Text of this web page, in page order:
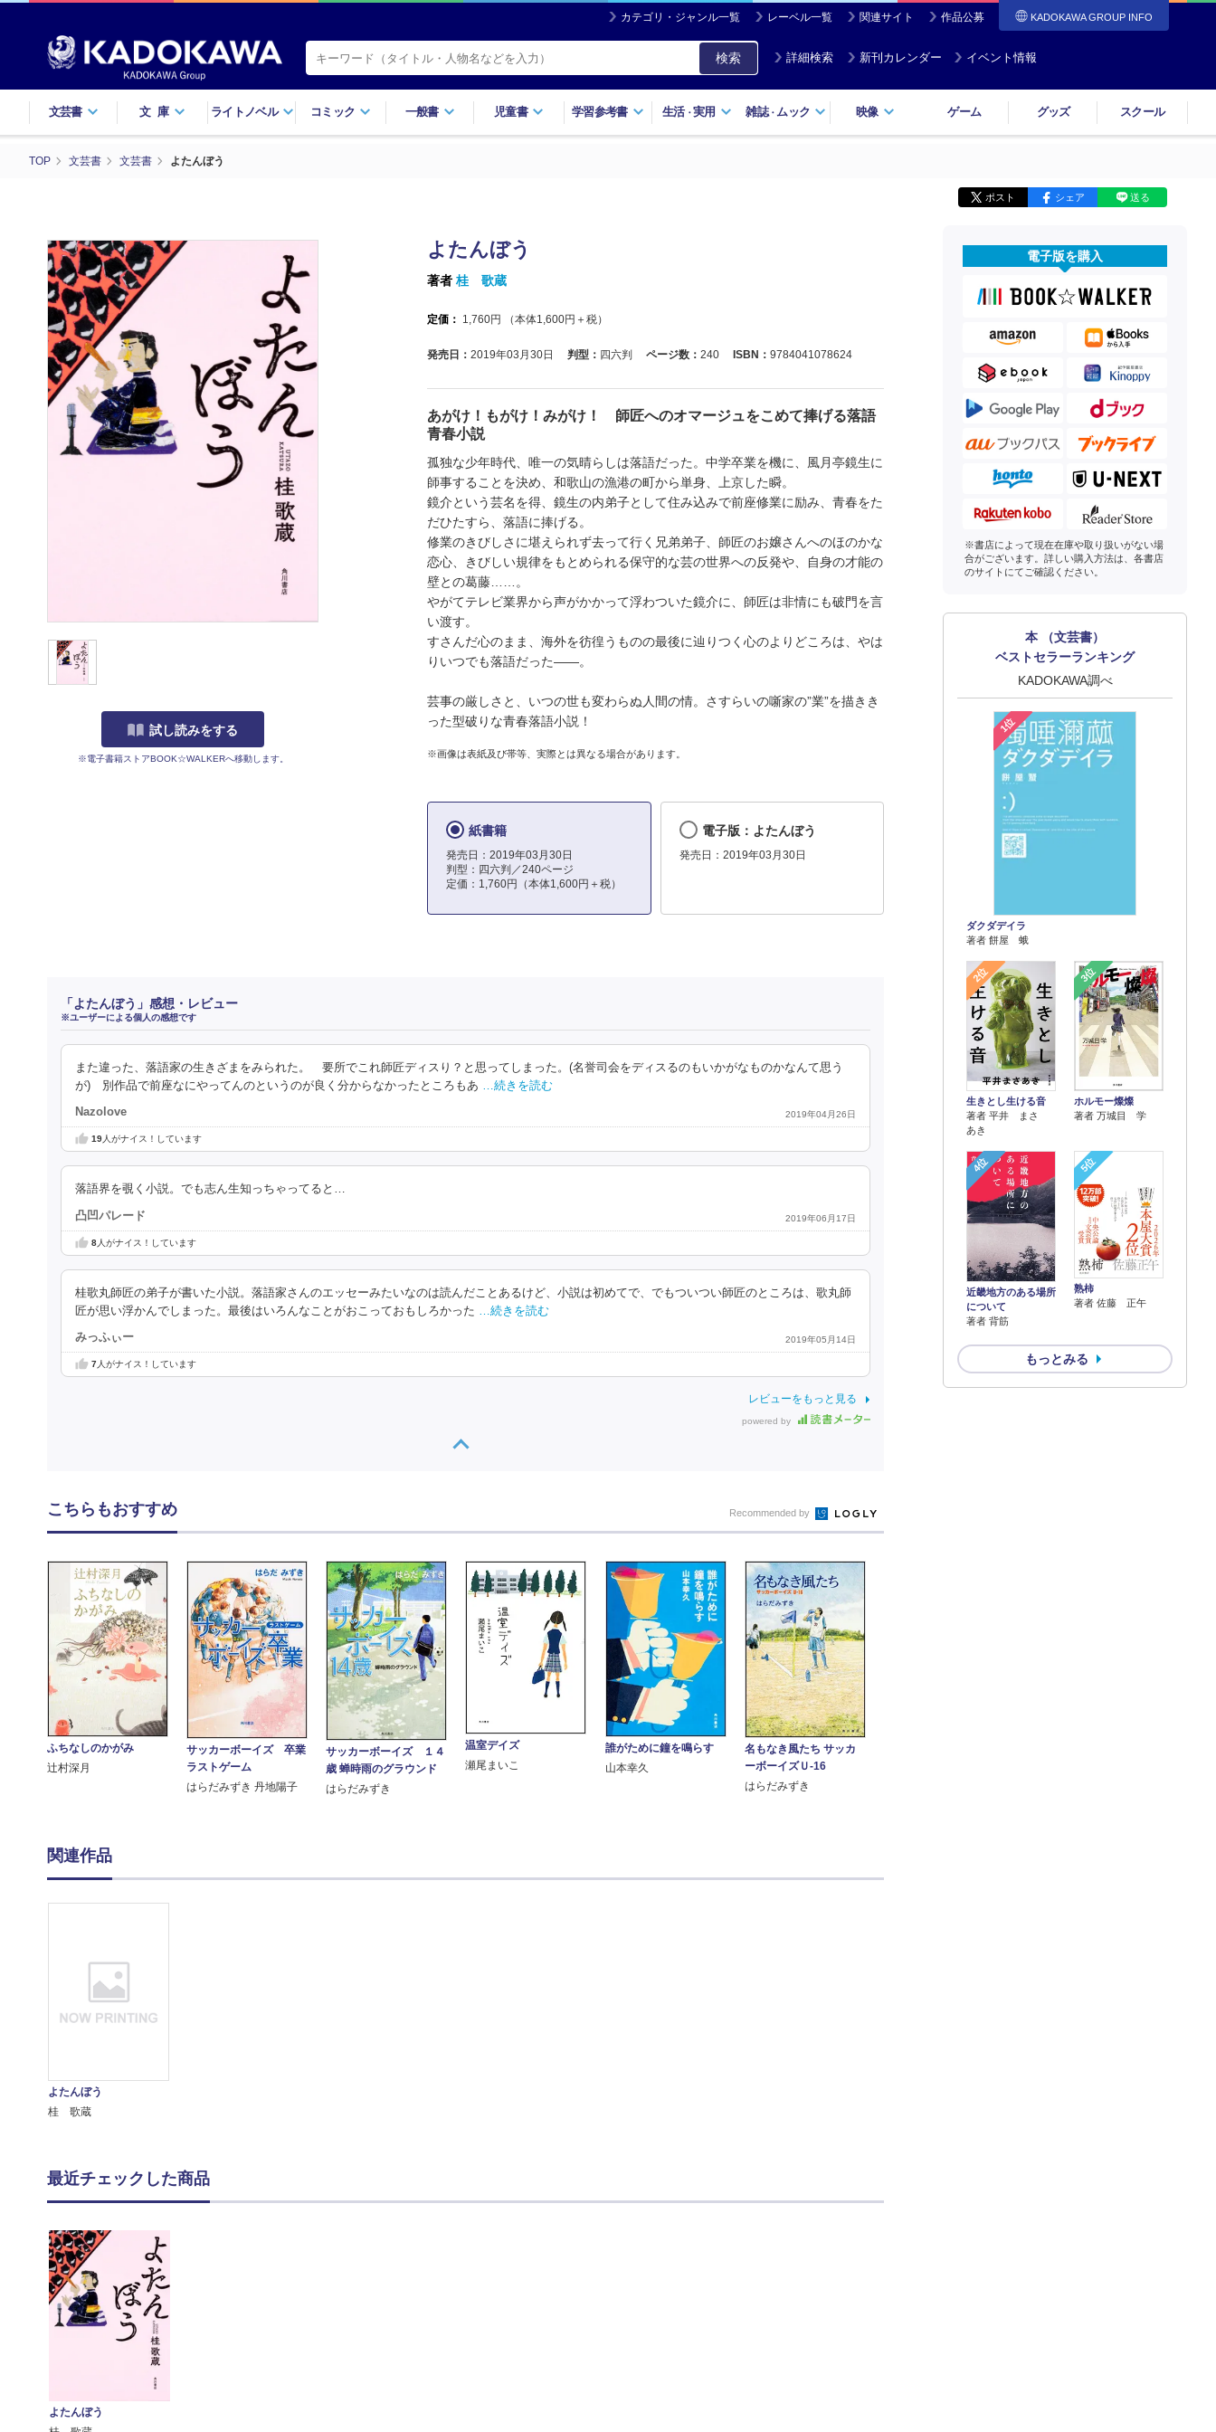
カテゴリ・ジャンル一覧 レーベル一覧 関連サイト 作品公募 KADOKAWA GROUP INFO
検索 詳細検索 新刊カレンダー イベント情報
文芸書 文庫 ライトノベル コミック 一般書 児童書 学習参考書 生活・実用 雑誌・ ムック 映像 ゲーム グッズ スクール
TOP 文芸書 文芸書 よたんぼう
ポスト シェア 送る
試し読みをする
※電子書籍ストアBOOK☆WALKERへ移動します。
よたんぼう
著者 桂 歌蔵
定価： 1,760円 （本体1,600円＋税）
発売日： 2019年03月30日 判型： 四六判 ページ数： 240 ISBN： 9784041078624
あがけ！もがけ！みがけ！ 師匠へのオマージュをこめて捧げる落語
青春小説
孤独な少年時代、唯一の気晴らしは落語だった。中学卒業を機に、風月亭鏡生に
師事することを決め、和歌山の漁港の町から単身、上京した瞬。
鏡介という芸名を得、鏡生の内弟子として住み込みで前座修業に励み、青春をた
だひたすら、落語に捧げる。
修業のきびしさに堪えられず去って行く兄弟弟子、師匠のお嬢さんへのほのかな
恋心、きびしい規律をもとめられる保守的な芸の世界への反発や、自身の才能の
壁との葛藤……。
やがてテレビ業界から声がかかって浮わついた鏡介に、師匠は非情にも破門を言
い渡す。
すさんだ心のまま、海外を彷徨うものの最後に辿りつく心のよりどころは、やは
りいつでも落語だった――。
芸事の厳しさと、いつの世も変わらぬ人間の情。さすらいの噺家の”業”を描きき
った型破りな青春落語小説！
※画像は表紙及び帯等、実際とは異なる場合があります。
紙書籍
発売日：2019年03月30日
判型：四六判／240ページ
定価：1,760円（本体1,600円＋税）
電子版：よたんぼう
発売日：2019年03月30日
「よたんぼう」感想・レビュー
※ユーザーによる個人の感想です
また違った、落語家の生きざまをみられた。 要所でこれ師匠ディスり？と思ってしまった。(名誉司会をディスるのもいかがなものかなんて思う
が) 別作品で前座なにやってんのというのが良く分からなかったところもあ
…続きを読む
Nazolove 2019年04月26日
19人がナイス！しています
落語界を覗く小説。でも志ん生知っちゃってると…
凸凹パレード 2019年06月17日
8人がナイス！しています
桂歌丸師匠の弟子が書いた小説。落語家さんのエッセーみたいなのは読んだことあるけど、小説は初めてで、でもついつい師匠のところは、歌丸師
匠が思い浮かんでしまった。最後はいろんなことがおこっておもしろかった …続きを読む
みっふぃー 2019年05月14日
7人がナイス！しています
レビューをもっと見る
powered by
電子版を購入
※書店によって現在在庫や取り扱いがない場
合がございます。詳しい購入方法は、各書店
のサイトにてご確認ください。
本 （文芸書）
ベストセラーランキング
KADOKAWA調べ
1位
ダクダデイラ
著者 餅屋 蛾
2位
生きとし生ける音
著者 平井 まさ
あき
3位
ホルモー燦燦
著者 万城目 学
4位
近畿地方のある場所
について
著者 背筋
5位
熟柿
著者 佐藤 正午
もっとみる
こちらもおすすめ Recommended by
ふちなしのかがみ
辻村深月
サッカーボーイズ 卒業
ラストゲーム
はらだみずき 丹地陽子
サッカーボーイズ １４
歳 蝉時雨のグラウンド
はらだみずき
温室デイズ
瀬尾まいこ
誰がために鐘を鳴らす
山本幸久
名もなき風たち サッカ
ーボーイズＵ-16
はらだみずき
関連作品
よたんぼう
桂 歌蔵
最近チェックした商品
よたんぼう